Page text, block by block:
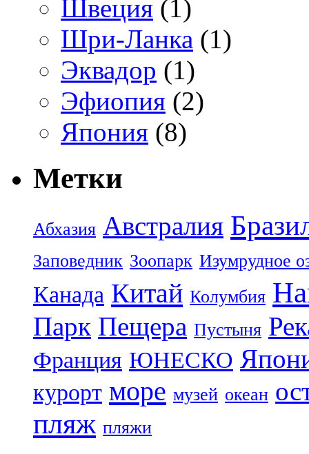
Швеция (1)
Шри-Ланка (1)
Эквадор (1)
Эфиопия (2)
Япония (8)
Метки
Абхазия Австралия
Заповедник Зоопарк Изумрудное
Канада Китай Колумбия
Парк Пещера Пустыня
Франция ЮНЕСКО
курорт море музей океан
пляж пляжи